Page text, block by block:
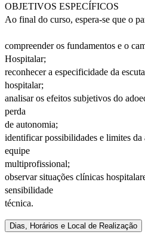
OBJETIVOS ESPECÍFICOS
Ao final do curso, espera-se que o
compreender os fundamentos e o
Hospitalar;
reconhecer a especificidade da
hospitalar;
analisar os efeitos subjetivos do
perda
de autonomia;
identificar possibilidades e limites
equipe
multiprofissional;
observar situações clínicas
sensibilidade
técnica.
Dias, Horários e Local de Realização